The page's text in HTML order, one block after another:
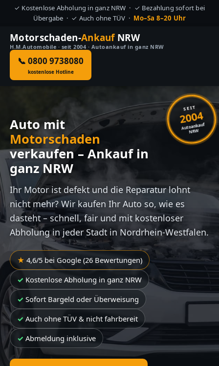
✓ Kostenlose Abholung in ganz NRW · ✓ Bezahlung sofort bei
Übergabe · ✓ Auch ohne TÜV · Mo–Sa 8–20 Uhr
Motorschaden-AnkaufNRW
H.M.Automobile · seit 2004 · Autoankauf in ganz NRW
📞 0800 9738080
kostenlose Hotline
SEIT
2004
Autoankauf
NRW
Auto mit
Motorschaden
verkaufen – Ankauf in
ganz NRW
Ihr Motor ist defekt und die Reparatur lohnt
nicht mehr? Wir kaufen Ihr Auto so, wie es
dasteht – schnell, fair und mit kostenloser
Abholung in jeder Stadt in Nordrhein-Westfalen.
4,6/5 bei Google (26 Bewertungen)
Kostenlose Abholung in ganz NRW
Sofort Bargeld oder Überweisung
Auch ohne TÜV & nicht fahrbereit
Abmeldung inklusive